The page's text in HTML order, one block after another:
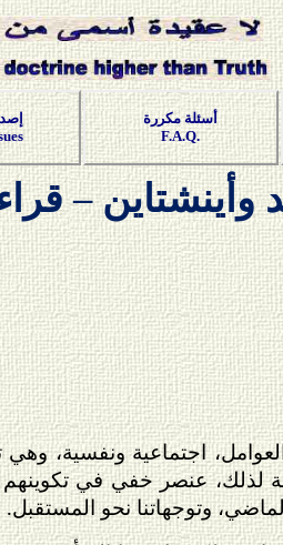
أسئلة مكررة
F.A.Q.
وأينشتاين –
اجتماعية ونفسية،
لذلك، عنصر خفي في تكوينهم
وتوجهاتنا نحو المستقبل.